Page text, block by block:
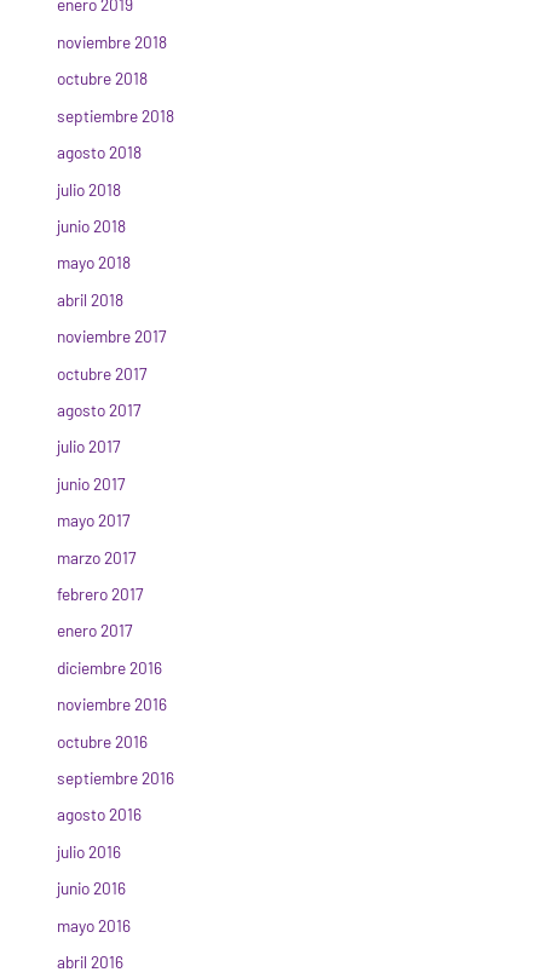
enero 2019
noviembre 2018
octubre 2018
septiembre 2018
agosto 2018
julio 2018
junio 2018
mayo 2018
abril 2018
noviembre 2017
octubre 2017
agosto 2017
julio 2017
junio 2017
mayo 2017
marzo 2017
febrero 2017
enero 2017
diciembre 2016
noviembre 2016
octubre 2016
septiembre 2016
agosto 2016
julio 2016
junio 2016
mayo 2016
abril 2016